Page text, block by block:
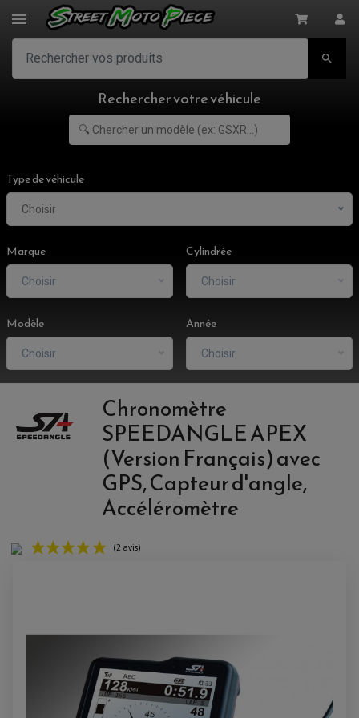

Rechercher votre véhicule
Type de véhicule
Choisir
Marque
Choisir
Cylindrée
Choisir
Modèle
Choisir
Année
Choisir
Chronomètre
SPEEDANGLE APEX
(Version Français) avec
GPS, Capteur d'angle,
Accéléromètre